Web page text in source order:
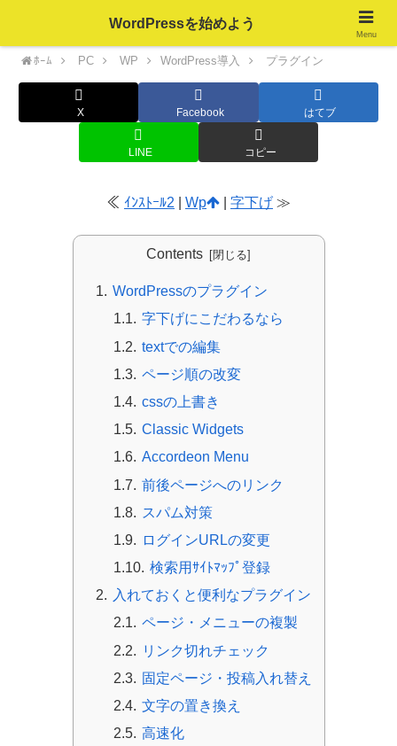
ﾎｰﾑ PC WP WordPress導入 プラグイン
X Facebook はてブ
LINE コピー
≪ ｲﾝｽﾄｰﾙ2 Wp 字下げ ≫
Contents
WordPressのプラグイン
字下げにこだわるなら
textでの編集
ページ順の改変
cssの上書き
Classic Widgets
Accordeon Menu
前後ページへのリンク
スパム対策
ログインURLの変更
検索用ｻｲﾄﾏｯﾌﾟ登録
入れておくと便利なプラグイン
ページ・メニューの複製
リンク切れチェック
固定ページ・投稿入れ替え
文字の置き換え
高速化
WordPressを始めよう
Menu